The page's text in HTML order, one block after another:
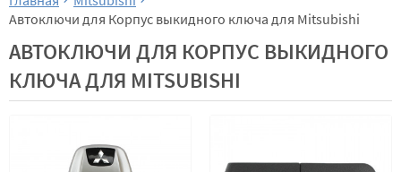
Автоключи для Корпус выкидного ключа для Mitsubishi
АВТОКЛЮЧИ ДЛЯ КОРПУС ВЫКИДНОГО
КЛЮЧА ДЛЯ MITSUBISHI